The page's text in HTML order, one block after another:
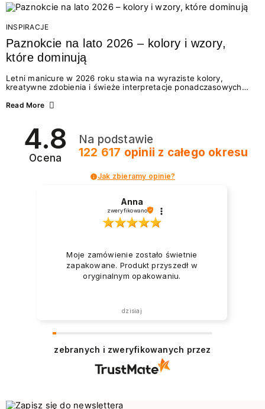
Motywem przewodnim jest eksplorowanie i kolekcjonowanie
letnich momentów. Z tej okazji przygotowaliśmy coś absolutnie
wyjątkowego: wielki konkurs z wakacje.pl oraz dawkę
najgorętszych trendów w...
INSPIRACJE
Paznokcie na lato 2026 – kolory i wzory,
które dominują
Letni manicure w 2026 roku stawia na wyraziste kolory,
kreatywne zdobienia i świeże interpretacje ponadczasowych
zarówno energetycznych odcieni inspirowanych wakacjami, jak
2026? Znajdź inspirację dla swojego manicure!
Read More
4.8
Ocena
Na podstawie
122 617 opinii z całego okresu
Jak zbieramy opinie?
Anna
zweryfikowano
Moje zamówienie zostało świetnie
zapakowane. Produkt przyszedł w
oryginalnym opakowaniu.
dzisiaj
zebranych i zweryfikowanych przez